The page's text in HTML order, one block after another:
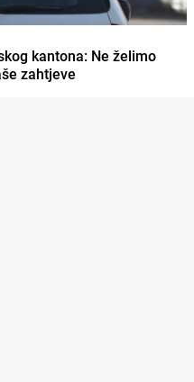
kantona: Ne želimo
zahtjeve